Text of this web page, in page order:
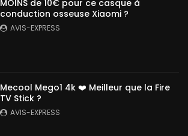
MOINS de 10€ pour ce casque à
conduction osseuse Xiaomi ?
AVIS-EXPRESS
Mecool Mego1 4k ❤️ Meilleur que la Fire
TV Stick ?
AVIS-EXPRESS